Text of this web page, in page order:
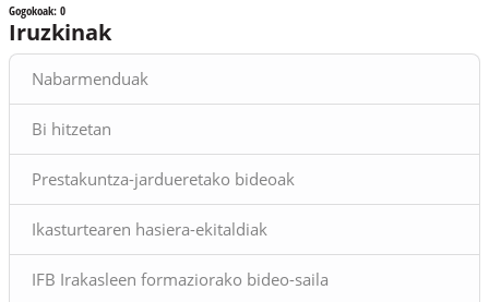
Blokeak
Nabarmenduak
Bi hitzetan
Prestakuntza-jardueretako bideoak
Ikasturtearen hasiera-ekitaldiak
IFB Irakasleen formaziorako bideo-saila
Gogokoak: 0
Iruzkinak